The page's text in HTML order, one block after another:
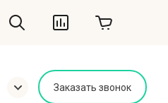
Заказать звонок